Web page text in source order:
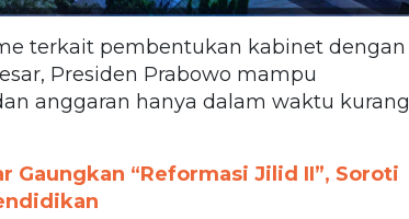
terkait pembentukan kabinet dengan
Presiden Prabowo mampu
anggaran hanya dalam waktu kurang
Gaungkan “Reformasi Jilid II”, Soroti